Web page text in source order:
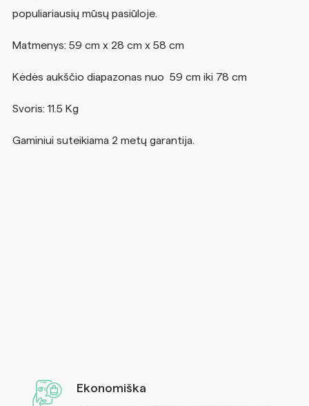
populiariausių mūsų pasiūloje.
Matmenys: 59 cm x 28 cm x 58 cm
Kėdės aukščio diapazonas nuo 59 cm iki 78 cm
Svoris: 11.5 Kg
Gaminiui suteikiama 2 metų garantija.
Ekonomiška